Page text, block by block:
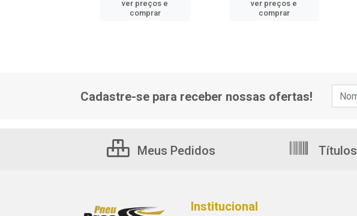
ver preços e
comprar
ver preços e
comprar
Cadastre-se para receber nossas ofertas!
Meus Pedidos Títulos
Institucional